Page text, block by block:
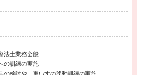
法士業務全般
の訓練の実施
の検討や、車いすの移動訓練の実施